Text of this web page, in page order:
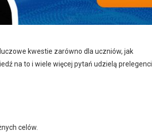
kwestie zarówno dla uczniów, jak
na to i wiele więcej pytań udzielą prelegenci
celów.